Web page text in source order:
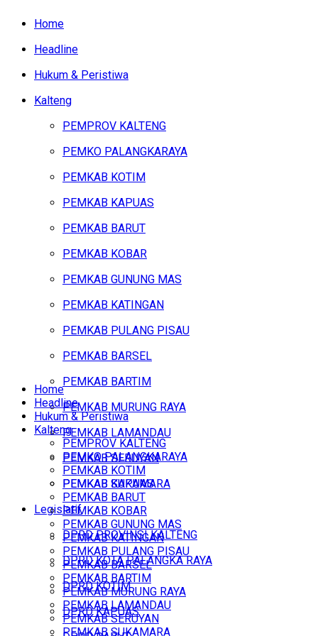
Home
Headline
Hukum & Peristiwa
Kalteng
PEMPROV KALTENG
PEMKO PALANGKARAYA
PEMKAB KOTIM
PEMKAB KAPUAS
PEMKAB BARUT
PEMKAB KOBAR
PEMKAB GUNUNG MAS
PEMKAB KATINGAN
PEMKAB PULANG PISAU
PEMKAB BARSEL
PEMKAB BARTIM
PEMKAB MURUNG RAYA
PEMKAB LAMANDAU
PEMKAB SERUYAN
PEMKAB SUKAMARA
Legislatif
DPRD PROVINSI KALTENG
DPRD KOTA PALANGKA RAYA
DPRD KOTIM
DPRD KAPUAS
Home
Headline
Hukum & Peristiwa
Kalteng
PEMPROV KALTENG
PEMKO PALANGKARAYA
PEMKAB KOTIM
PEMKAB KAPUAS
PEMKAB BARUT
PEMKAB KOBAR
PEMKAB GUNUNG MAS
PEMKAB KATINGAN
PEMKAB PULANG PISAU
PEMKAB BARSEL
PEMKAB BARTIM
PEMKAB MURUNG RAYA
PEMKAB LAMANDAU
PEMKAB SERUYAN
PEMKAB SUKAMARA